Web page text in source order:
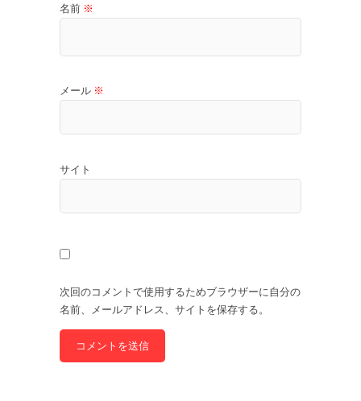
名前 ※
メール ※
サイト
次回のコメントで使用するためブラウザーに自分の
名前、メールアドレス、サイトを保存する。